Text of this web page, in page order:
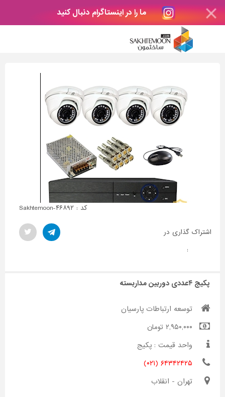
ما را در اینستاگرام دنبال کنید
کد : Sakhtemoon-۴۶۸۹۲
اشتراک گذاری در
:
پکیج ۴عددی دوربین مداربسته
توسعه ارتباطات پارسیان
۲,۹۵۰,۰۰۰ تومان
واحد قیمت : پکیج
۶۴۳۴۲۴۲۵ (۰۲۱)
تهران - انقلاب